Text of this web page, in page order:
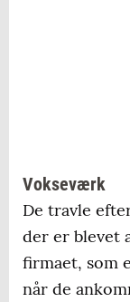
Vokseværk
De travle
der er blevet
firmaet, som
når de